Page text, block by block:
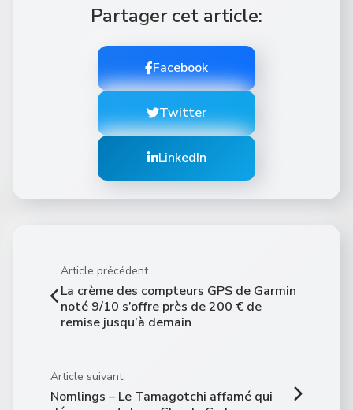
Partager cet article:
Facebook
Twitter
LinkedIn
Article précédent
La crème des compteurs GPS de Garmin
noté 9/10 s’offre près de 200 € de
remise jusqu’à demain
Article suivant
Nomlings – Le Tamagotchi affamé qui